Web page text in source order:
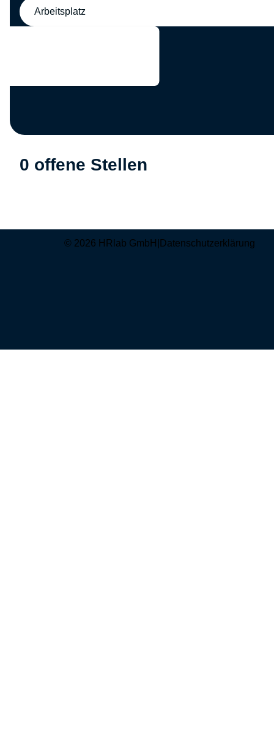
Arbeitsplatz
0 offene Stellen
© 2026 HRlab GmbH Datenschutzerklärung